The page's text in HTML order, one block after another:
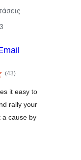
(43αξιολογήσεις
σύνολο
)
it easy to
rally your
a cause by